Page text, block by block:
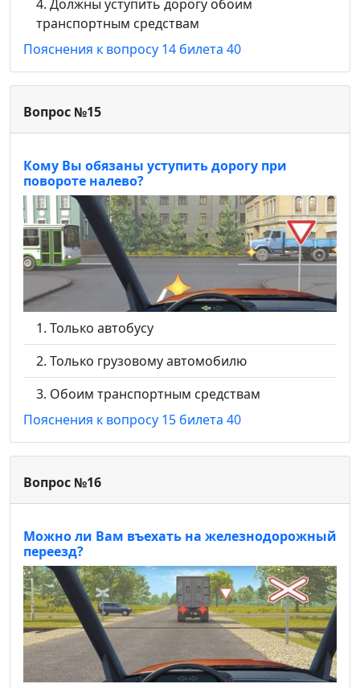
Должны уступить дорогу обоим
транспортным средствам
Пояснения к вопросу 14 билета 40
Вопрос №15
Кому Вы обязаны уступить дорогу при
повороте налево?
Только автобусу
Только грузовому автомобилю
Обоим транспортным средствам
Пояснения к вопросу 15 билета 40
Вопрос №16
Можно ли Вам въехать на железнодорожный
переезд?